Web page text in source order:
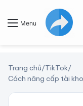
Menu
Trang chủ/TikTok/
Cách nâng cấp tài